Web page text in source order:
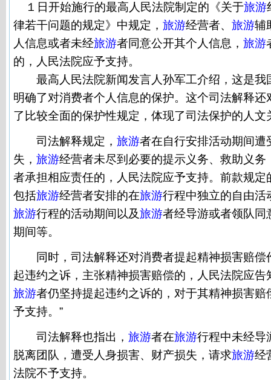
１日开始施行的最高人民法院制定的《关于旅游
律若干问题的规定》中规定， 旅游经营者、 旅游辅
人信息或者未经旅游者同意公开其个人信息， 旅游
的，人民法院应予支持。
最高人民法院新闻发言人孙军工介绍，这是我
明确了对消费者个人信息的保护。这个司法解释还
了比较全面的保护性规定，体现了司法保护的人文
司法解释规定， 旅游者在自行安排活动期间遭
失， 旅游经营者未尽到必要的提示义务、救助义务
者承担相应责任的，人民法院应予支持。前款规定
包括旅游经营者安排的在旅游行程中独立的自由活
旅游行程的活动期间以及旅游者经导游或者领队同
期间等。
同时，司法解释还对消费者提起精神损害赔偿
起违约之诉，主张精神损害赔偿的，人民法院应
旅游者仍坚持提起违约之诉的，对于其精神损害赔
予支持。”
司法解释也指出， 旅游者在旅游行程中未经导
脱离团队，遭受人身损害、财产损失，请求旅游经
法院不予支持。